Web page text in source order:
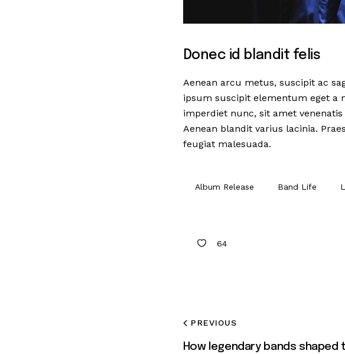
Donec id blandit felis
Aenean arcu metus, suscipit ac
ipsum suscipit elementum eget a
imperdiet nunc, sit amet
Aenean blandit varius lacinia.
feugiat malesuada.
Album Release Band Life
64
PREVIOUS
How legendary bands shaped